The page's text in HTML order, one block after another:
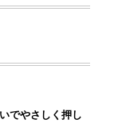
でやさしく押し